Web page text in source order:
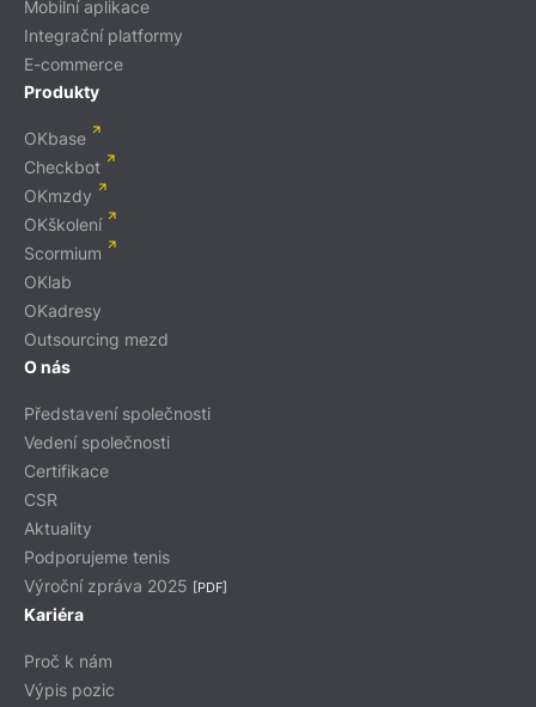
Mobilní aplikace
Integrační platformy
E-commerce
Produkty
OKbase
Checkbot
OKmzdy
OKškolení
Scormium
OKlab
OKadresy
Outsourcing mezd
O nás
Představení společnosti
Vedení společnosti
Certifikace
CSR
Aktuality
Podporujeme tenis
Výroční zpráva 2025 [PDF]
Kariéra
Proč k nám
Výpis pozic